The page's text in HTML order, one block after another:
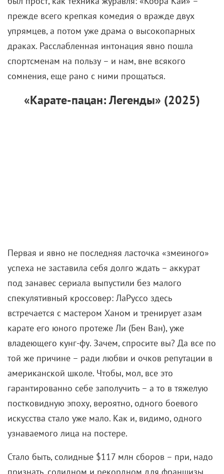
драках. Расслабленная интонация явно пошла
спортсменам на пользу – и нам, вне всякого
сомнения, еще рано с ними прощаться.
«Карате-пацан: Легенды» (2025)
спекулятивный кроссовер: ЛаРуссо здесь
встречается с мастером Ханом и тренирует азам
карате его юного протеже Ли (Бен Ван), уже
владеющего кунг-фу. Зачем, спросите вы? Да все по
той же причине – ради любви и очков репутации в
американской школе. Чтобы, мол, все это
гарантированно себе заполучить – а то в тяжелую
постковидную эпоху, вероятно, одного боевого
искусства стало уже мало. Как и, видимо, одного
узнаваемого лица на постере.
Стало быть, солидные $117 млн сборов – при, надо
признать, солидном и рекордном для франшизы
боссов, задумавших сию спекуляцию. Тогда как для